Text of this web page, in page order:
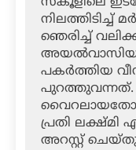
നിലത്തിടിച്ച്
ഞെരിച്ച്
പകര്‍ത്തിയ
പുറത്തുവന്നത്.
പ്രതി
അറസ്റ്റ്